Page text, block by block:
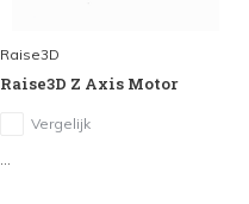
Raise3D
Raise3D Z Axis Motor
Vergelijk